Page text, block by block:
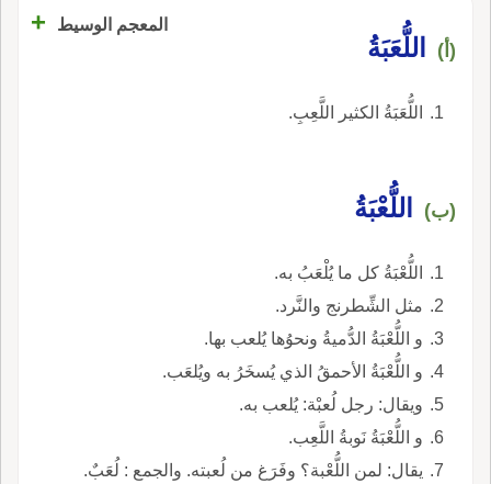
المعجم الوسيط +
(أ) اللُّعَبَةُ
اللُّعَبَةُ الكثير اللَّعِبِ.
(ب) اللُّعْبَةُ
اللُّعْبَةُ كل ما يُلْعَبُ به.
مثل الشِّطرنج والنَّرد.
و اللُّعْبَةُ الدُّميةُ ونحوُها يُلعب بها.
و اللُّعْبَةُ الأحمقُ الذي يُسخَرُ به ويُلعَب.
ويقال: رجل لُعبْة: يُلعب به.
و اللُّعْبَةُ نَوبةُ اللَّعِب.
يقال: لمن اللُّعْبة؟ وفَرَغ من لُعبته. والجمع : لُعَبٌ.